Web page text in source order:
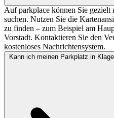
Auf parkplace können Sie
suchen. Nutzen Sie die
zu finden – zum Beispiel am
Vorstadt. Kontaktieren Sie den
kostenloses Nachrichtensystem.
Kann ich meinen Parkplatz in